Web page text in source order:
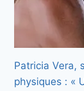
Patricia Vera,
physiques : «